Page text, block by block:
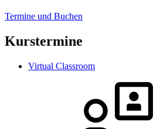
Termine und Buchen
Kurstermine
Virtual Classroom